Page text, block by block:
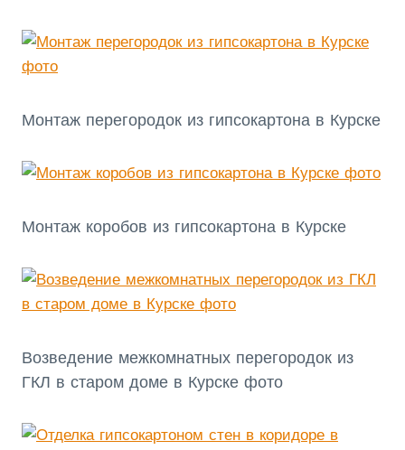
Монтаж перегородок из гипсокартона в Курске
Монтаж коробов из гипсокартона в Курске
Возведение межкомнатных перегородок из
ГКЛ в старом доме в Курске фото